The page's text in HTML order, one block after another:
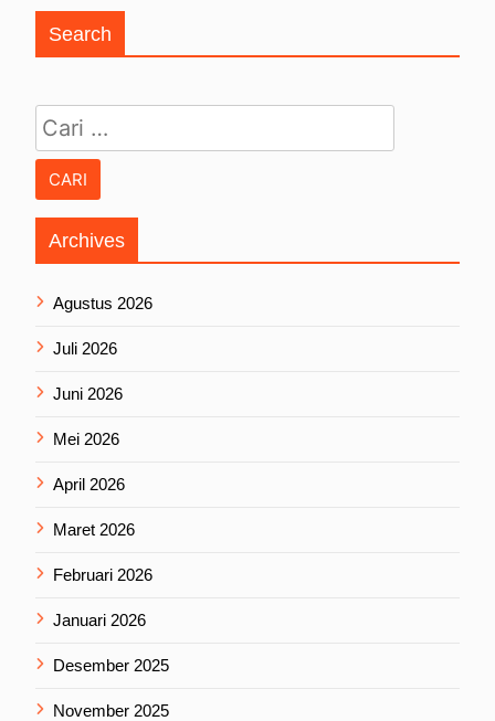
Search
Archives
Agustus 2026
Juli 2026
Juni 2026
Mei 2026
April 2026
Maret 2026
Februari 2026
Januari 2026
Desember 2025
November 2025